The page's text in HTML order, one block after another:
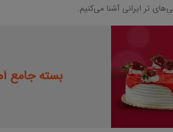
تر ایرانی آشنا می‌کنیم.
بسته جامع